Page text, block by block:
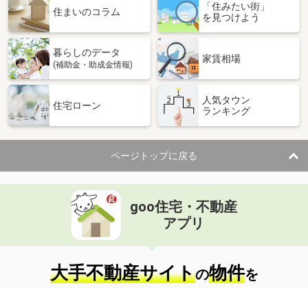
住まいのコラム
「住みたい街」
を見つけよう
暮らしのデータ
(補助金・助成金情報)
家賃相場
住宅ローン
人気タウン
ランキング
ページトップに戻る
goo住宅・不動産
アプリ
大手不動産サイトの物件を